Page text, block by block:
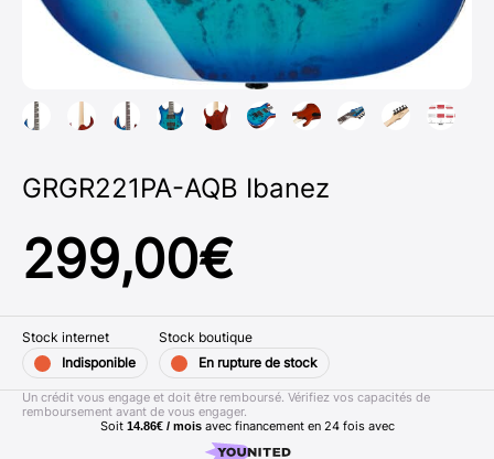
GRGR221PA-AQB Ibanez
299,00€
Soit 14.86€ / mois avec financement en 24 fois avec
Un crédit vous engage et doit être remboursé. Vérifiez vos capacités de
remboursement avant de vous engager.
Stock internet
Indisponible
Stock boutique
En rupture de stock